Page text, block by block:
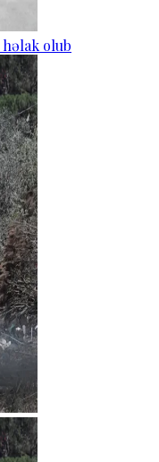
həlak olub